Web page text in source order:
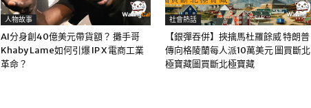
人物故事
AI分身創40億美元帶貨額？ 攤手哥
Khaby Lame如何引爆 IP X 電商工業
革命？
社會熱話
【銀彈吞併】挾擒馬杜羅餘威 特朗普
傳向格陵蘭每人派10萬美元 圖買斷北
極寶藏圖買斷北極寶藏